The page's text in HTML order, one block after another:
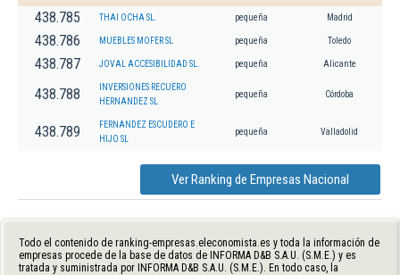
438.785 THAI OCHA SL. pequeña Madrid
438.786 MUEBLES MOFER SL pequeña Toledo
438.787 JOVAL ACCESIBILIDAD SL. pequeña Alicante
438.788
INVERSIONES RECUERO
HERNANDEZ SL
pequeña Córdoba
438.789
FERNANDEZ ESCUDERO E
HIJO SL
pequeña Valladolid
Ver Ranking de Empresas Nacional
Todo el contenido de ranking-empresas.eleconomista.es y toda la información de
empresas procede de la base de datos de INFORMA D&B S.A.U. (S.M.E.) y es
tratada y suministrada por INFORMA D&B S.A.U. (S.M.E.). En todo caso, la